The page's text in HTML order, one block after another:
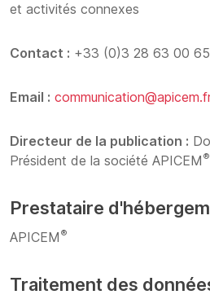
et activités connexes
Contact : +33 (0)3 28 63 00 65
Email :
Directeur de la publication :
Président de la société APICEM ®
Prestataire
APICEM ®
Traitement des